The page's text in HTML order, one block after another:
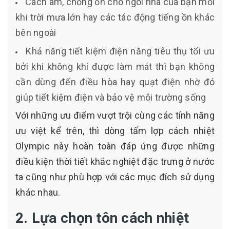
khi trời mưa lớn hay các tác động tiếng ồn khác
bên ngoài
Khả năng tiết kiệm điện năng tiêu thụ tối ưu
bởi khi không khí được làm mát thì bạn không
cần dùng đến điều hòa hay quạt điện nhờ đó
giúp tiết kiệm điện và bảo vệ môi trường sống
Với những ưu điểm vượt trội cùng các tính năng
ưu việt kể trên, thì dòng tấm lợp cách nhiệt
Olympic này hoàn toàn đáp ứng được những
điều kiện thời tiết khắc nghiệt đặc trưng ở nước
ta cũng như phù hợp với các mục đích sử dụng
khác nhau.
2. Lựa chọn tôn cách nhiệt